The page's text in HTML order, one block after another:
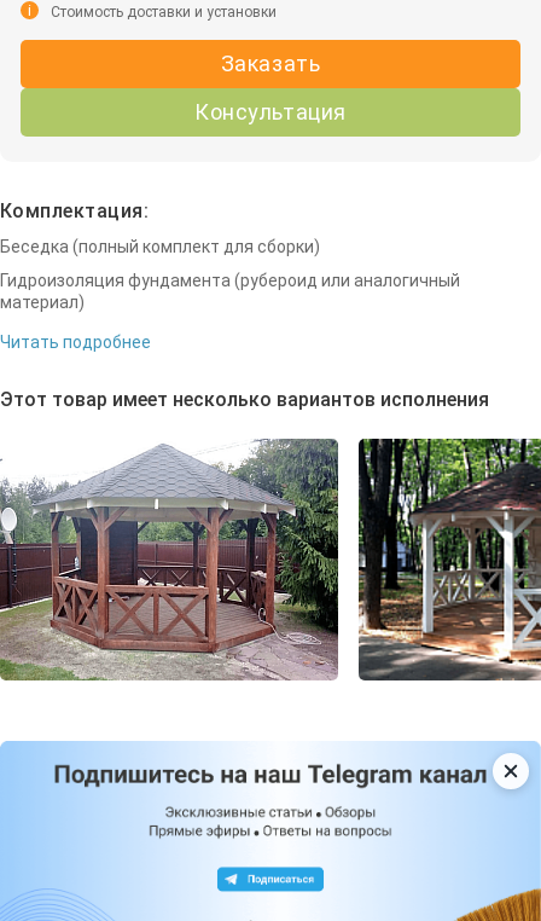
Заказать
Консультация
i Стоимость доставки и установки
Комплектация:
Беседка (полный комплект для сборки)
Гидроизоляция фундамента (рубероид или аналогичный
материал)
Читать подробнее
Этот товар имеет несколько вариантов исполнения